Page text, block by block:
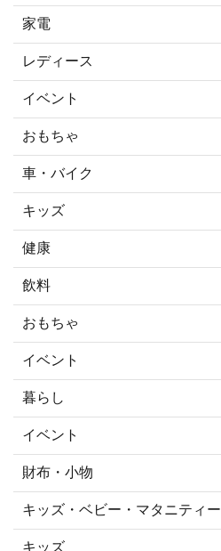
家電
レディース
イベント
おもちゃ
車・バイク
キッズ
健康
飲料
おもちゃ
イベント
暮らし
イベント
財布・小物
キッズ・ベビー・マタニティー
キッズ